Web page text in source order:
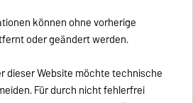
können ohne vorherige
oder geändert werden.
dieser Website möchte technische
Für durch nicht fehlerfrei